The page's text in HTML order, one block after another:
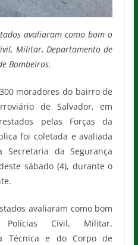
avaliaram como bom o
Militar, Departamento de
Bombeiros.
moradores do bairro de
de Salvador, em
pelas Forças da
foi coletada e avaliada
da Segurança
sábado (4), durante o
avaliaram como bom
Civil, Militar,
Técnica e do Corpo de